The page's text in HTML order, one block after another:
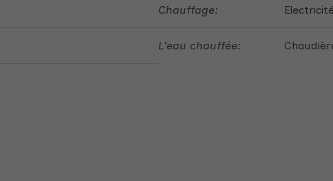
Chauffage: Electricité
L'eau chauffée: